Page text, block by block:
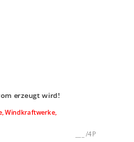
erzeugt wird!
Windkraftwerke,
/4P